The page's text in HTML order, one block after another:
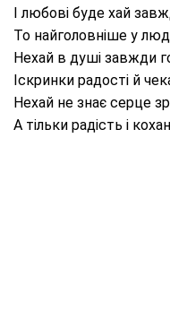
І любові буде хай
То найголовніше у
Нехай в душі завжди
Іскринки радості й
Нехай не знає серце
А тільки радість і